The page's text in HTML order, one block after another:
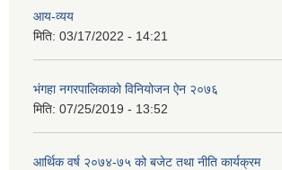
आय-व्यय
मिति: 03/17/2022 - 14:21
भंगहा नगरपालिकाको विनियोजन ऐन २०७६
मिति: 07/25/2019 - 13:52
आर्थिक वर्ष २०७४-७५ को बजेट तथा नीति कार्यक्रम